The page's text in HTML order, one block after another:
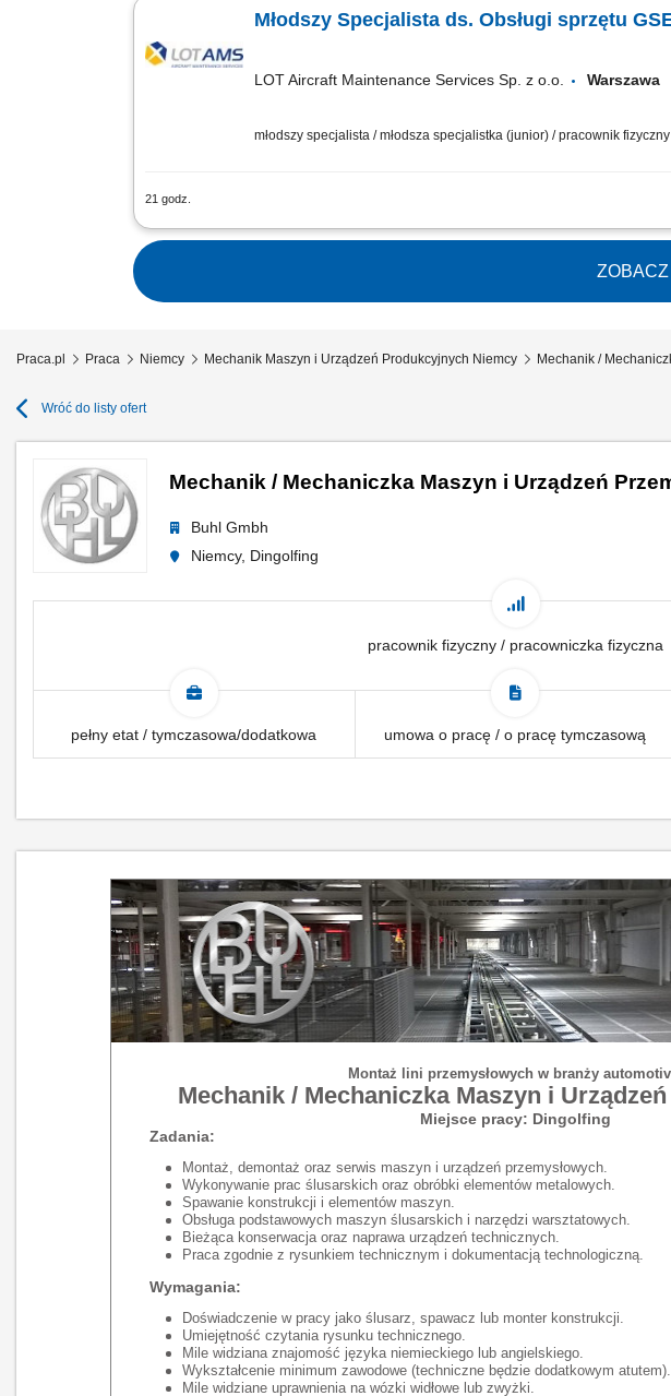
Młodszy Specjalista ds. Obsługi sprzętu
LOT Aircraft Maintenance Services Sp. z o.o.
młodszy specjalista / młodsza specjalistka (junior) / pracownik
21 godz.
Zakres obowiązków: Diagnozowanie usterek oraz naprawa narzędzi
Praca.pl Praca Niemcy Mechanik Maszyn i Urządzeń Produkcyjnych Niemcy Mechanik /
Wróć do listy ofert
Mechanik / Mechaniczka Maszyn i Urządzeń
Buhl Gmbh
Niemcy, Dingolfing
pracownik fizyczny / pracowniczka fizyczna
pełny etat / tymczasowa/dodatkowa umowa o pracę / o pracę tymczasową
Montaż lini przemysłowych w branży
Mechanik / Mechaniczka Maszyn i
Miejsce pracy: Dingolfing
Zadania:
Montaż, demontaż oraz serwis maszyn i urządzeń przemysłowych.
Wykonywanie prac ślusarskich oraz obróbki elementów metalowych.
Spawanie konstrukcji i elementów maszyn.
Obsługa podstawowych maszyn ślusarskich i narzędzi warsztatowych.
Bieżąca konserwacja oraz naprawa urządzeń technicznych.
Praca zgodnie z rysunkiem technicznym i dokumentacją technologiczną.
Wymagania:
Doświadczenie w pracy jako ślusarz, spawacz lub monter konstrukcji.
Umiejętność czytania rysunku technicznego.
Mile widziana znajomość języka niemieckiego lub angielskiego.
Wykształcenie minimum zawodowe (techniczne będzie dodatkowym atutem).
Mile widziane uprawnienia na wózki widłowe lub zwyżki.